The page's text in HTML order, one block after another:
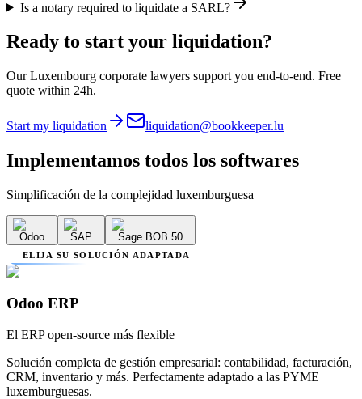
Is a notary required to liquidate a SARL?
Ready to start your liquidation?
Our Luxembourg corporate lawyers support you end-to-end. Free
quote within 24h.
Start my liquidation liquidation@bookkeeper.lu
Implementamos todos los softwares
Simplificación de la complejidad luxemburguesa
Odoo SAP Sage BOB 50
ELIJA SU SOLUCIÓN ADAPTADA
Odoo ERP
El ERP open-source más flexible
Solución completa de gestión empresarial: contabilidad, facturación,
CRM, inventario y más. Perfectamente adaptado a las PYME
luxemburguesas.